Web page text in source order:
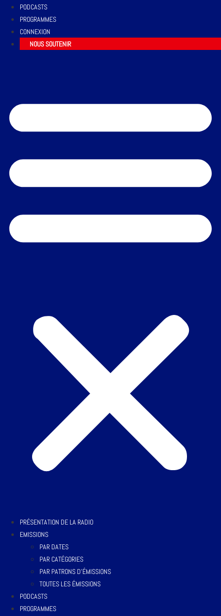
PODCASTS
PROGRAMMES
CONNEXION
NOUS SOUTENIR
PRÉSENTATION DE LA RADIO
EMISSIONS
PAR DATES
PAR CATÉGORIES
PAR PATRONS D’ÉMISSIONS
TOUTES LES ÉMISSIONS
PODCASTS
PROGRAMMES